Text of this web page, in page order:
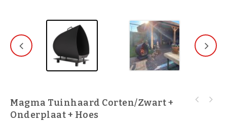
Magma Tuinhaard Corten/zwart +
Onderplaat + Hoes